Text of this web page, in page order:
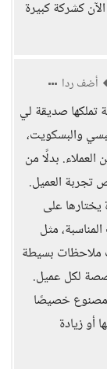
كشركة كبيرة
أضف ردا
صديقة لي
والبسكويت،
بدلًا من
تجربة العميل.
على
مثل
ملاحظات بسيطة
لكل عميل.
مصنوع خصيصًا
أو زيادة